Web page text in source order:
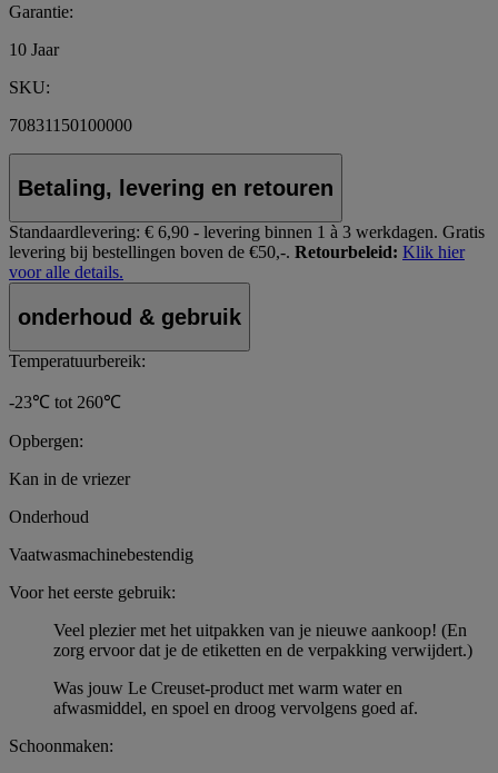
Garantie:
10 Jaar
SKU:
70831150100000
Betaling, levering en retouren
Standaardlevering: € 6,90 - levering binnen 1 à 3 werkdagen. Gratis
levering bij bestellingen boven de €50,-. Retourbeleid: Klik hier
voor alle details.
onderhoud & gebruik
Temperatuurbereik:
-23℃ tot 260℃
Opbergen:
Kan in de vriezer
Onderhoud
Vaatwasmachinebestendig
Voor het eerste gebruik:
Veel plezier met het uitpakken van je nieuwe aankoop! (En
zorg ervoor dat je de etiketten en de verpakking verwijdert.)
Was jouw Le Creuset-product met warm water en
afwasmiddel, en spoel en droog vervolgens goed af.
Schoonmaken: